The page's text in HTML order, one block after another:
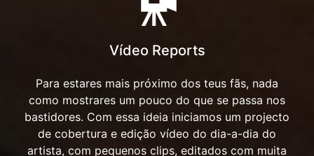
Vídeo Reports
Para estares mais próximo dos teus fãs, nada
como mostrares um pouco do que se passa nos
bastidores. Com essa ideia iniciamos um projecto
de cobertura e edição vídeo do dia-a-dia do
artista, com pequenos clips, editados com muita